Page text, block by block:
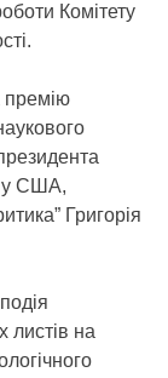
Комітету
премію
у США,
Григорія
листів на